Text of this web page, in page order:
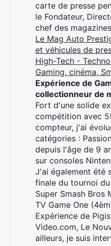
carte de presse
le Fondateur,
chef des magazines
Le Mag Auto
et véhicules de
High-Tech -
Gaming, cinéma,
Expérience de
collectionneur de
Fort d'une solide
compétition avec
compteur, j'ai
catégories :
depuis l'âge de 9
sur consoles
J'ai également été
finale du tournoi
Super Smash Bros
TV Game One
Expérience de
Video.com, Le
ailleurs, je suis